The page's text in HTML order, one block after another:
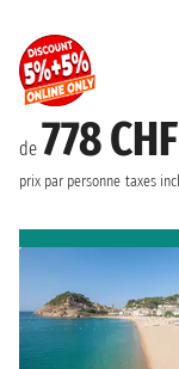
de 778 CHF
prix par personne taxes